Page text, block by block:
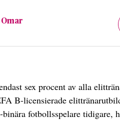
Omar
sex procent av alla
B-licensierade
fotbollsspelare tidigare,